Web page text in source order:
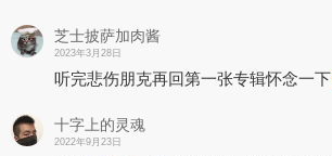
芝士披萨加肉酱
2023年3月28日
听完悲伤朋克再回第一张专辑怀念一下
十字上的灵魂
2022年9月23日